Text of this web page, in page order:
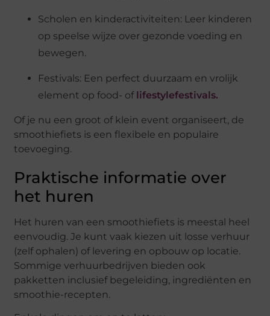
Scholen en kinderactiviteiten: Leer kinderen
op speelse wijze over gezonde voeding en
bewegen.
Festivals: Een perfect duurzaam en vrolijk
element op food- of lifestylefestivals.
Of je nu een groot of klein event organiseert, de
smoothiefiets is een flexibele en populaire
toevoeging.
Praktische informatie over
het huren
Het huren van een smoothiefiets is meestal heel
eenvoudig. Je kunt vaak kiezen uit losse verhuur
(zelf ophalen) of levering en opbouw op locatie.
Sommige verhuurbedrijven bieden ook
pakketten inclusief begeleiding, ingrediënten en
smoothie-recepten.